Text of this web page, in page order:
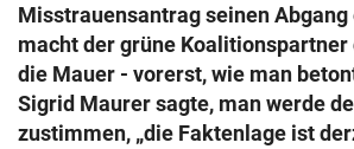
Misstrauensantrag seinen
macht der grüne
die Mauer - vorerst, wie man
Sigrid Maurer sagte, man werde
zustimmen, „die Faktenlage ist